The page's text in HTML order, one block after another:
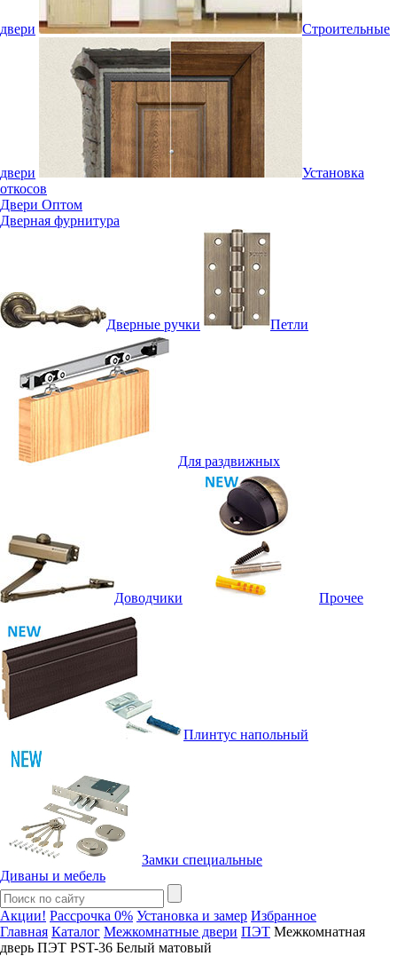
двери Строительные
двери
Установка
откосов
Двери Оптом
Дверная фурнитура
Дверные ручки Петли
Для раздвижных
Доводчики Прочее
Плинтус напольный
Замки специальные
Диваны и мебель
Акции! Рассрочка 0% Установка и замер Избранное
Главная Каталог Межкомнатные двери ПЭТ Межкомнатная
дверь ПЭТ PST-36 Белый матовый